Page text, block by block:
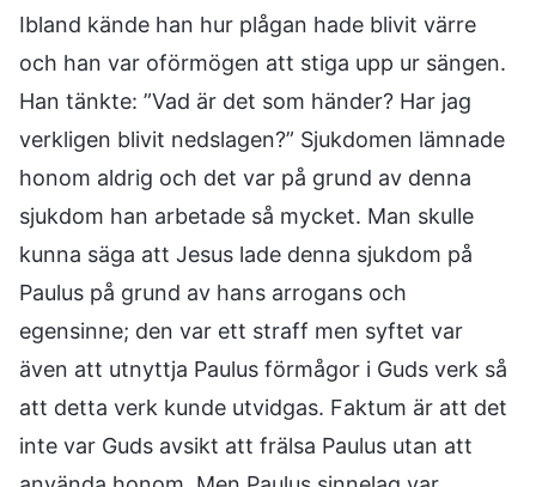
Ibland kände han hur plågan hade blivit värre
och han var oförmögen att stiga upp ur sängen.
Han tänkte: ”Vad är det som händer? Har jag
verkligen blivit nedslagen?” Sjukdomen lämnade
honom aldrig och det var på grund av denna
sjukdom han arbetade så mycket. Man skulle
kunna säga att Jesus lade denna sjukdom på
Paulus på grund av hans arrogans och
egensinne; den var ett straff men syftet var
även att utnyttja Paulus förmågor i Guds verk så
att detta verk kunde utvidgas. Faktum är att det
inte var Guds avsikt att frälsa Paulus utan att